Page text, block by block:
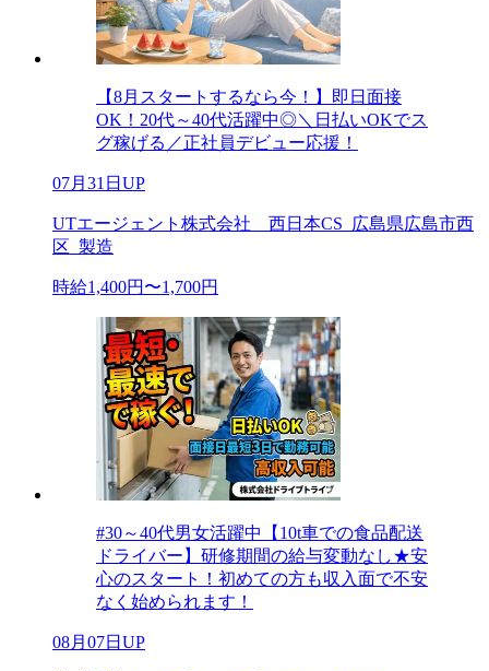
【8月スタートするなら今！】即日面接
OK！20代～40代活躍中◎＼日払いOKでス
グ稼げる／正社員デビュー応援！
07月31日UP
UTエージェント株式会社 西日本CS_広島県広島市西
区_製造
時給1,400円〜1,700円
#30～40代男女活躍中【10t車での食品配送
ドライバー】研修期間の給与変動なし★安
心のスタート！初めての方も収入面で不安
なく始められます！
08月07日UP